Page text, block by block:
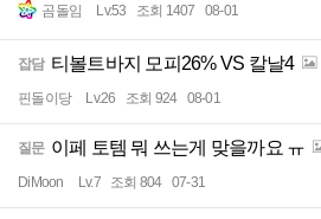
곰돌임 Lv.53 조회 1407 08-01
잡담 티볼트바지 모피26% VS 칼날4
핀돌이당 Lv.26 조회 924 08-01
질문 이페 토템 뭐 쓰는게 맞을까요 ㅠ
DiMoon Lv.7 조회 804 07-31